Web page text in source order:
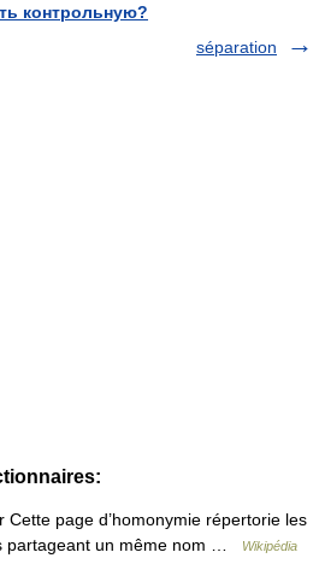
контрольную?
séparation
page d’homonymie répertorie les
partageant un même nom …
Wikipédia